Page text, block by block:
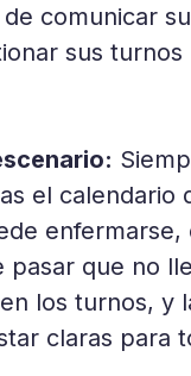
comunicar
sus
el calendario
enfermarse,
que no
los turnos, y
claras para